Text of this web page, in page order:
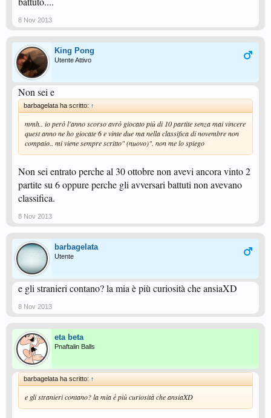
8 Nov 2013
King Pong
Utente Attivo
Non sei e
barbagelata ha scritto: ↑
mmh.. io però l'anno scorso avrò giocato più di 10 partite senza mai vincere
quest anno ne ho giocate 6 e vinte due ma nella classifica di novembre non
compaio.. mi viene sempre scritto" (nuovo)". non me lo spiego
Non sei entrato perche al 30 ottobre non avevi ancora vinto 2
partite su 6 oppure perche gli avversari battuti non avevano
classifica.
8 Nov 2013
barbagelata
Utente
e gli stranieri contano? la mia è più curiosità che ansiaXD
8 Nov 2013
eta beta
Pnaftalin Balls
barbagelata ha scritto: ↑
e gli stranieri contano? la mia è più curiosità che ansiaXD